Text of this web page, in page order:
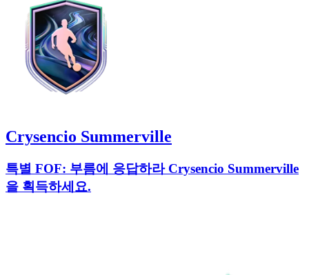
Crysencio Summerville
특별 FOF: 부름에 응답하라 Crysencio Summerville
을 획득하세요.